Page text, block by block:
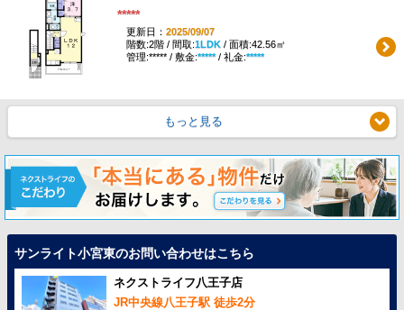
*****
更新日： 2025/09/07
階数:2階 / 間取:1LDK/ 面積:42.56㎡
管理:***** / 敷金:*****/ 礼金:*****
もっと見る
サンライト小宮東のお問い合わせはこちら
ネクストライフ八王子店
JR中央線八王子駅 徒歩2分